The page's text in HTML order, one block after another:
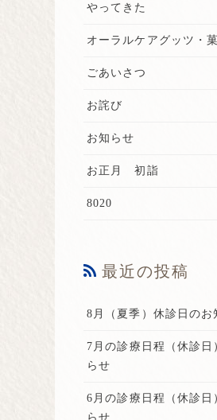
やってきた
オーラルケアグッツ・
ごあいさつ
お詫び
お知らせ
お正月 初詣
8020
最近の投稿
8月（夏季）休診日のお
7月の診療日程（休診日
らせ
6月の診療日程（休診日
らせ